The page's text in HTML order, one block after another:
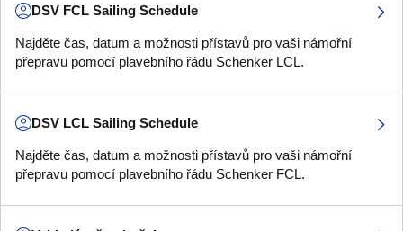
DSV FCL Sailing Schedule
Najděte čas, datum a možnosti přístavů pro vaši námořní
přepravu pomocí plavebního řádu Schenker LCL.
DSV LCL Sailing Schedule
Najděte čas, datum a možnosti přístavů pro vaši námořní
přepravu pomocí plavebního řádu Schenker FCL.